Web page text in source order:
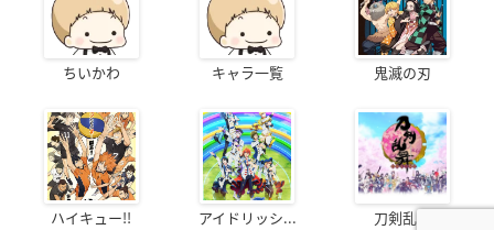
ちいかわ キャラ一覧 鬼滅の刃
ハイキュー!! アイドリッシ... 刀剣乱舞